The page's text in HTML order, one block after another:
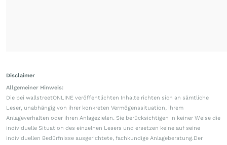
Disclaimer
Allgemeiner Hinweis:
Die bei wallstreetONLINE veröffentlichten Inhalte richten sich an sämtliche
Leser, unabhängig von ihrer konkreten Vermögenssituation, ihrem
Anlageverhalten oder ihren Anlagezielen. Sie berücksichtigen in keiner Weise die
individuelle Situation des einzelnen Lesers und ersetzen keine auf seine
individuellen Bedürfnisse ausgerichtete, fachkundige Anlageberatung.Der